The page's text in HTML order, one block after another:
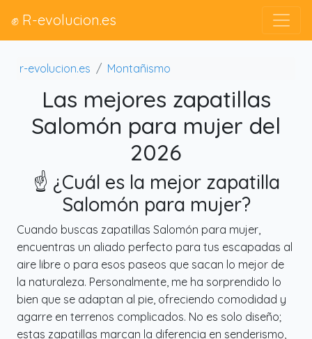
✊ R-evolucion.es
r-evolucion.es Montañismo
Las mejores zapatillas
Salomón para mujer del
2026
☝️ ¿Cuál es la mejor zapatilla
Salomón para mujer?
Cuando buscas zapatillas Salomón para mujer,
encuentras un aliado perfecto para tus escapadas al
aire libre o para esos paseos que sacan lo mejor de
la naturaleza. Personalmente, me ha sorprendido lo
bien que se adaptan al pie, ofreciendo comodidad y
agarre en terrenos complicados. No es solo diseño;
estas zapatillas marcan la diferencia en senderismo,